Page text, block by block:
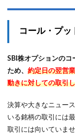
コール・プッ
SBI株オプションのコ
ため、 約定日の翌営
動きに対しての取引
決算や大きなニュー
いる銘柄の取引には
取引には向いていませ